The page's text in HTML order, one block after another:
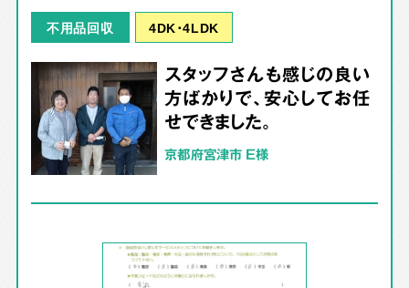
不用品回収 4DK･4LDK
スタッフさんも感じの良い
方ばかりで、安心してお任
せできました。
京都府宮津市 E様